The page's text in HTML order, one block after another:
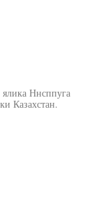
Ннсппуга
Казахстан.